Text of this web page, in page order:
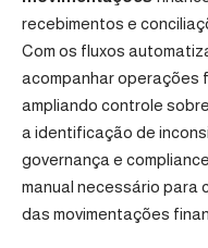
recebimentos e
Com os fluxos
acompanhar operações
ampliando controle
a identificação de
governança e
manual necessário para
das movimentações